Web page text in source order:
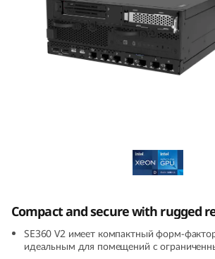
ECompact and secure with rugged
SE360 V2 имеет компактный форм-
идеальным для помещений с